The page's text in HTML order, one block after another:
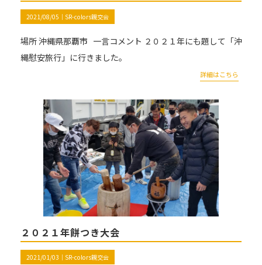
2021/08/05｜ SR-colors親交会
場所 沖縄県那覇市 一言コメント ２０２１年にも題して「沖
縄慰安旅行」に行きました。
詳細はこちら
２０２１年餅つき大会
2021/01/03｜ SR-colors親交会